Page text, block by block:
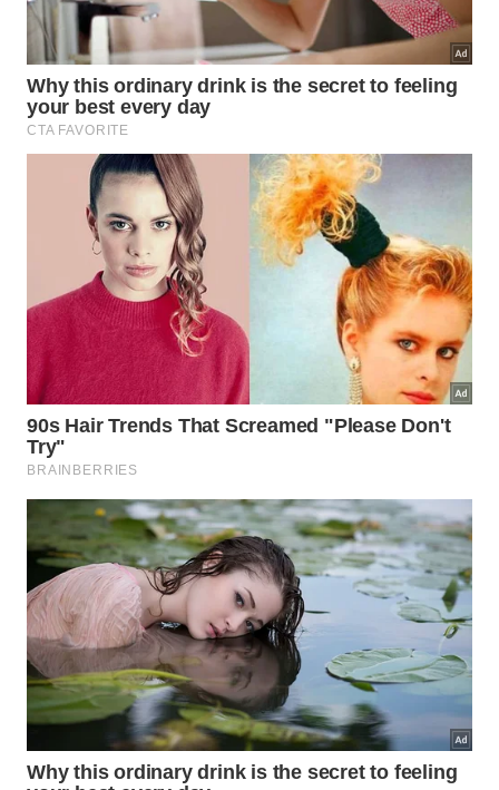
obesidade. Os participantes beberam duas latas de
177 ml (6 onças) de suco de tomate e soja por dia,
durante quatro semanas. Após um período de
intervalo, consumiram suco de tomate com baixo
teor de carotenoides por mais quatro semanas.
“A hipótese é que o licopeno dos tomates e as
isoflavonas da soja sejam os responsáveis ​​pelo
efeito, então não queríamos um grupo de controle
que fosse apenas água”, disse Cooperstone.
Os pesquisadores coletaram amostras de sangue
antes e depois de cada período de quatro semanas
e mediram as citocinas, que são proteínas
inflamatórias produzidas pelo sistema imunológico.